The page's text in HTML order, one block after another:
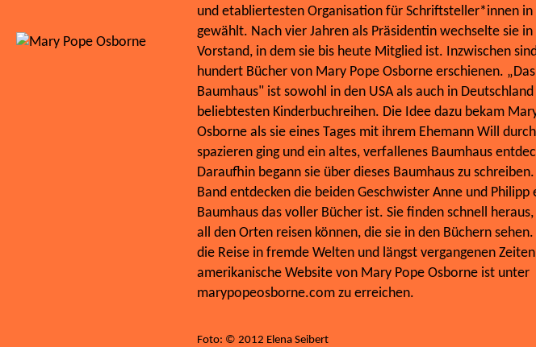
und etabliertesten Organisation für Schriftsteller*innen in
gewählt. Nach vier Jahren als Präsidentin wechselte sie in
Vorstand, in dem sie bis heute Mitglied ist. Inzwischen
hundert Bücher von Mary Pope Osborne erschienen.
Baumhaus" ist sowohl in den USA als auch in
beliebtesten Kinderbuchreihen. Die Idee dazu bekam
Osborne als sie eines Tages mit ihrem Ehemann Will
spazieren ging und ein altes, verfallenes Baumhaus
Daraufhin begann sie über dieses Baumhaus zu
Band entdecken die beiden Geschwister Anne und Philipp
Baumhaus das voller Bücher ist. Sie finden schnell heraus,
all den Orten reisen können, die sie in den Büchern
die Reise in fremde Welten und längst vergangenen
amerikanische Website von Mary Pope Osborne ist unter
marypopeosborne.com zu erreichen.
Foto: © 2012 Elena Seibert